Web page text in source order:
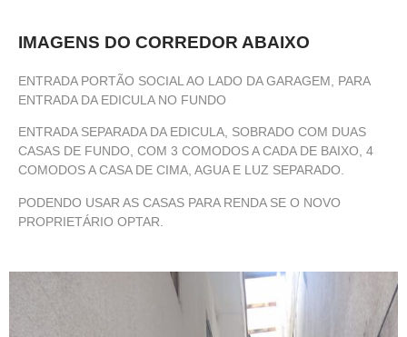
IMAGENS DO CORREDOR ABAIXO
ENTRADA PORTÃO SOCIAL AO LADO DA GARAGEM, PARA
ENTRADA DA EDICULA NO FUNDO
ENTRADA SEPARADA DA EDICULA, SOBRADO COM DUAS
CASAS DE FUNDO, COM 3 COMODOS A CADA DE BAIXO, 4
COMODOS A CASA DE CIMA, AGUA E LUZ SEPARADO.
PODENDO USAR AS CASAS PARA RENDA SE O NOVO
PROPRIETÁRIO OPTAR.